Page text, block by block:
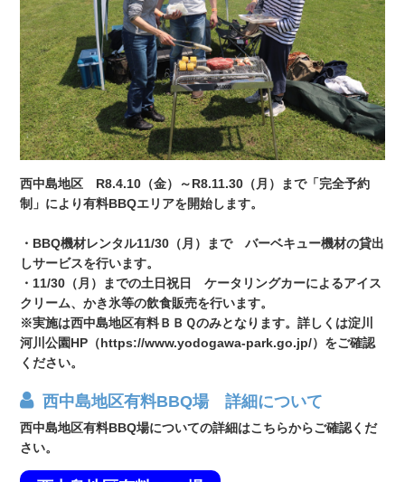
西中島地区 R8.4.10（金）～R8.11.30（月）まで「完全予約
制」により有料BBQエリアを開始します。
・BBQ機材レンタル11/30（月）まで バーベキュー機材の貸出
しサービスを行います。
・11/30（月）までの土日祝日 ケータリングカーによるアイス
クリーム、かき氷等の飲食販売を行います。
※実施は西中島地区有料ＢＢＱのみとなります。詳しくは淀川
河川公園HP（https://www.yodogawa-park.go.jp/）をご確認
ください。
西中島地区有料BBQ場 詳細について
西中島地区有料BBQ場についての詳細はこちらからご確認くだ
さい。